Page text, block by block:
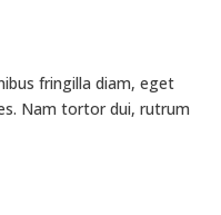
fringilla diam, eget
Nam tortor dui, rutrum